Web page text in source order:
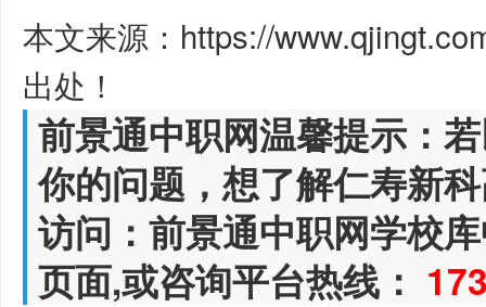
本文来源：https://
出处！
前景通中职网温馨提示：
你的问题，想了解仁寿新
访问：前景通中职网学校
页面,或咨询平台热线：